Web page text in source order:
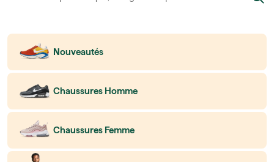
Nouveautés
Chaussures Homme
Chaussures Femme